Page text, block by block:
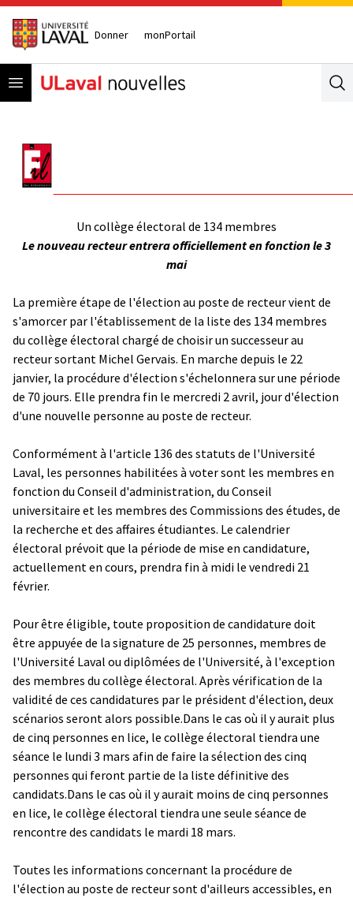
Donner monPortail
Open menu
Un collège électoral de 134 membres
Le nouveau recteur entrera officiellement en fonction le 3
mai
La première étape de l'élection au poste de recteur vient de
s'amorcer par l'établissement de la liste des 134 membres
du collège électoral chargé de choisir un successeur au
recteur sortant Michel Gervais. En marche depuis le 22
janvier, la procédure d'élection s'échelonnera sur une période
de 70 jours. Elle prendra fin le mercredi 2 avril, jour d'élection
d'une nouvelle personne au poste de recteur.
Conformément à l'article 136 des statuts de l'Université
Laval, les personnes habilitées à voter sont les membres en
fonction du Conseil d'administration, du Conseil
universitaire et les membres des Commissions des études, de
la recherche et des affaires étudiantes. Le calendrier
électoral prévoit que la période de mise en candidature,
actuellement en cours, prendra fin à midi le vendredi 21
février.
Pour être éligible, toute proposition de candidature doit
être appuyée de la signature de 25 personnes, membres de
l'Université Laval ou diplômées de l'Université, à l'exception
des membres du collège électoral. Après vérification de la
validité de ces candidatures par le président d'élection, deux
scénarios seront alors possible.Dans le cas où il y aurait plus
de cinq personnes en lice, le collège électoral tiendra une
séance le lundi 3 mars afin de faire la sélection des cinq
personnes qui feront partie de la liste définitive des
candidats.Dans le cas où il y aurait moins de cinq personnes
en lice, le collège électoral tiendra une seule séance de
rencontre des candidats le mardi 18 mars.
Toutes les informations concernant la procédure de
l'élection au poste de recteur sont d'ailleurs accessibles, en